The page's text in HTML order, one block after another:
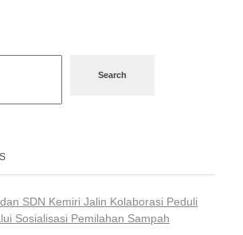
Search
SDN Kemiri Jalin Kolaborasi Peduli
Sosialisasi Pemilahan Sampah